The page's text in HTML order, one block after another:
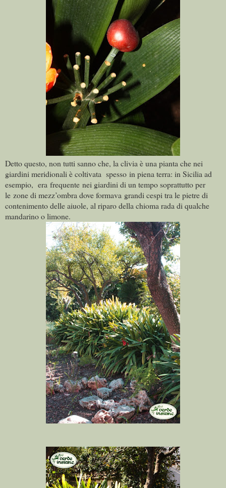
Detto questo, non tutti sanno che, la clivia è una pianta che nei
giardini meridionali è coltivata spesso in piena terra: in Sicilia ad
esempio, era frequente nei giardini di un tempo soprattutto per
le zone di mezz’ombra dove formava grandi cespi tra le pietre di
contenimento delle aiuole, al riparo della chioma rada di qualche
mandarino o limone.